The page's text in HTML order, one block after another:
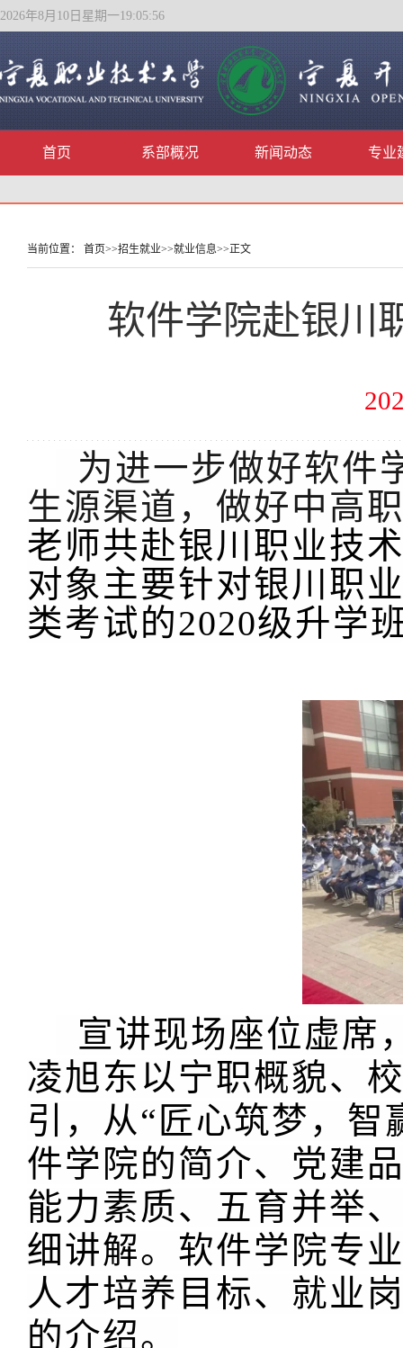
2026年8月10日星期一19:05:57
首页 系部概况 新闻动态 专业
当前位置： 首页>>招生就业>>就业信息>>正文
软件学院赴银川
为进一步做好软件
生源渠道，做好中高
老师共赴银川职业技
对象主要针对银川职
类考试的2020级升学
宣讲现场座位虚席
凌旭东以宁职概貌、
引，从“匠心筑梦，
件学院的简介、党建
能力素质、五育并举
细讲解。软件学院专
人才培养目标、就业
的介绍。